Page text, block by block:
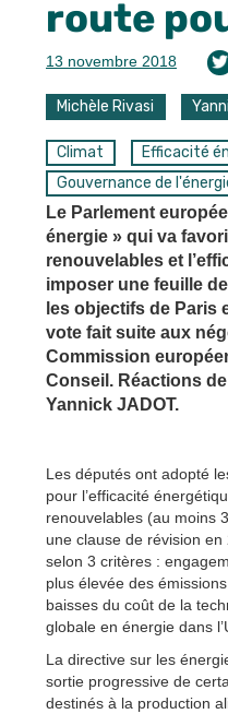
route
13 novembre 2018
Michèle Rivasi
Climat Efficacité
Gouvernance de
Le Parlement
énergie » qui va
renouvelables et
imposer une feuille
les objectifs de Paris
vote fait suite aux
Commission
Conseil. Réactions
Yannick JADOT.
Les députés ont adopté
pour l’efficacité
renouvelables (au moins
une clause de révision
selon 3 critères :
plus élevée des
baisses du coût de la
globale en énergie dans
La directive sur les
sortie progressive de
destinés à la production